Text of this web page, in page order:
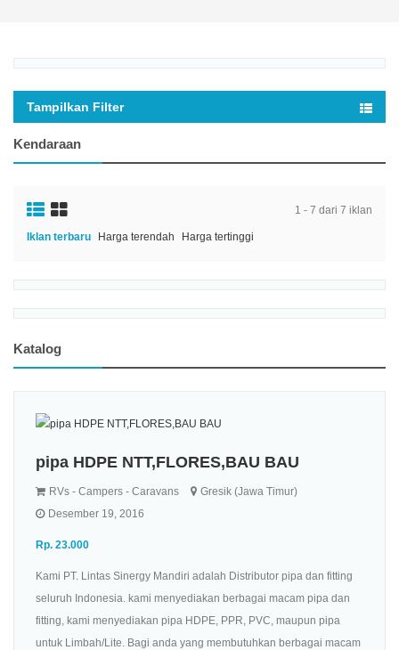
Tampilkan Filter
Kendaraan
1 - 7 dari 7 iklan
Iklan terbaru Harga terendah Harga tertinggi
Katalog
pipa HDPE NTT,FLORES,BAU BAU
RVs - Campers - Caravans
Gresik (Jawa Timur)
Desember 19, 2016
Rp. 23.000
Kami PT. Lintas Sinergy Mandiri adalah Distributor pipa dan fitting
seluruh Indonesia. kami menyediakan berbagai macam pipa dan
fitting, kami menyediakan pipa HDPE, PPR, PVC, maupun pipa
untuk Limbah/Lite. Bagi anda yang membutuhkan berbagai macam